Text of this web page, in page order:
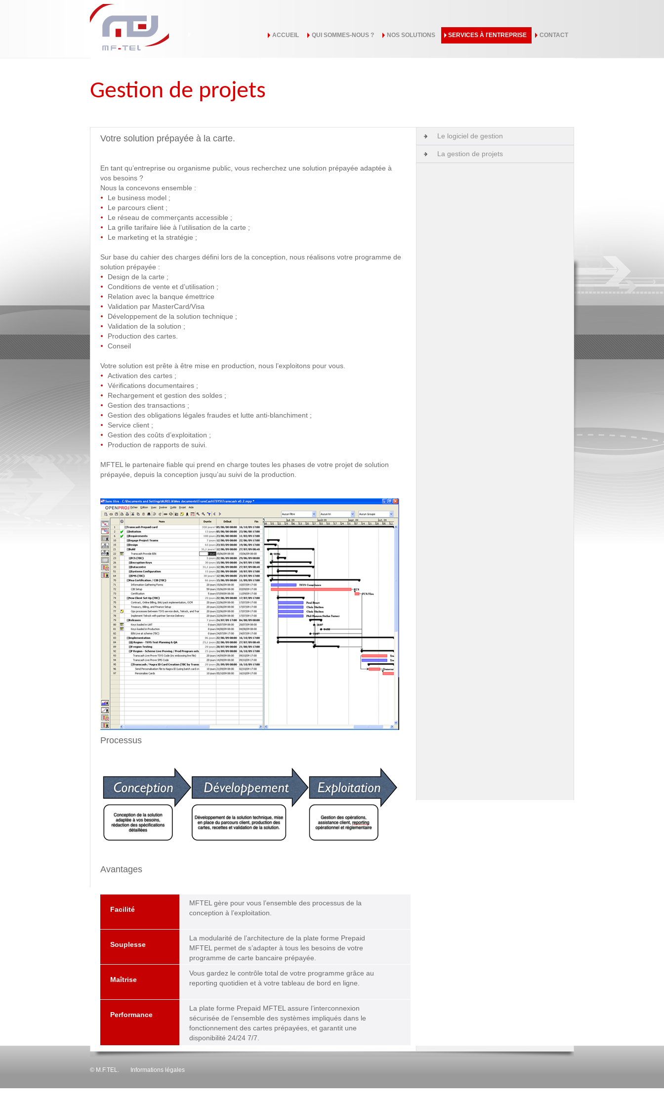
ACCUEIL QUI SOMMES-NOUS ? NOS SOLUTIONS SERVICES À l'ENTREPRISE CONTACT
Gestion de projets
Votre solution prépayée à la carte.
En tant qu’entreprise ou organisme public, vous recherchez une solution prépayée adaptée à
vos besoins ?
Nous la concevons ensemble :
Le business model ;
Le parcours client ;
Le réseau de commerçants accessible ;
La grille tarifaire liée à l’utilisation de la carte ;
Le marketing et la stratégie ;
Sur base du cahier des charges défini lors de la conception, nous réalisons votre programme de
solution prépayée :
Design de la carte ;
Conditions de vente et d’utilisation ;
Relation avec la banque émettrice
Validation par MasterCard/Visa
Développement de la solution technique ;
Validation de la solution ;
Production des cartes.
Conseil
Votre solution est prête à être mise en production, nous l’exploitons pour vous.
Activation des cartes ;
Vérifications documentaires ;
Rechargement et gestion des soldes ;
Gestion des transactions ;
Gestion des obligations légales fraudes et lutte anti-blanchiment ;
Service client ;
Gestion des coûts d’exploitation ;
Production de rapports de suivi.
MFTEL le partenaire fiable qui prend en charge toutes les phases de votre projet de solution
prépayée, depuis la conception jusqu’au suivi de la production.
Processus
Avantages
Facilité
MFTEL gère pour vous l’ensemble des processus de la
conception à l’exploitation.
Souplesse
La modularité de l’architecture de la plate forme Prepaid
MFTEL permet de s’adapter à tous les besoins de votre
programme de carte bancaire prépayée.
Maîtrise
Vous gardez le contrôle total de votre programme grâce au
reporting quotidien et à votre tableau de bord en ligne.
Performance
La plate forme Prepaid MFTEL assure l’interconnexion
sécurisée de l’ensemble des systèmes impliqués dans le
fonctionnement des cartes prépayées, et garantit une
disponibilité 24/24 7/7.
Le logiciel de gestion
La gestion de projets
© M.F.TEL. Informations légales